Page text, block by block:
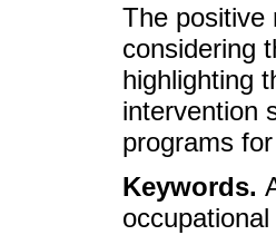
The positive
considering
highlighting
intervention
programs for
Keywords.